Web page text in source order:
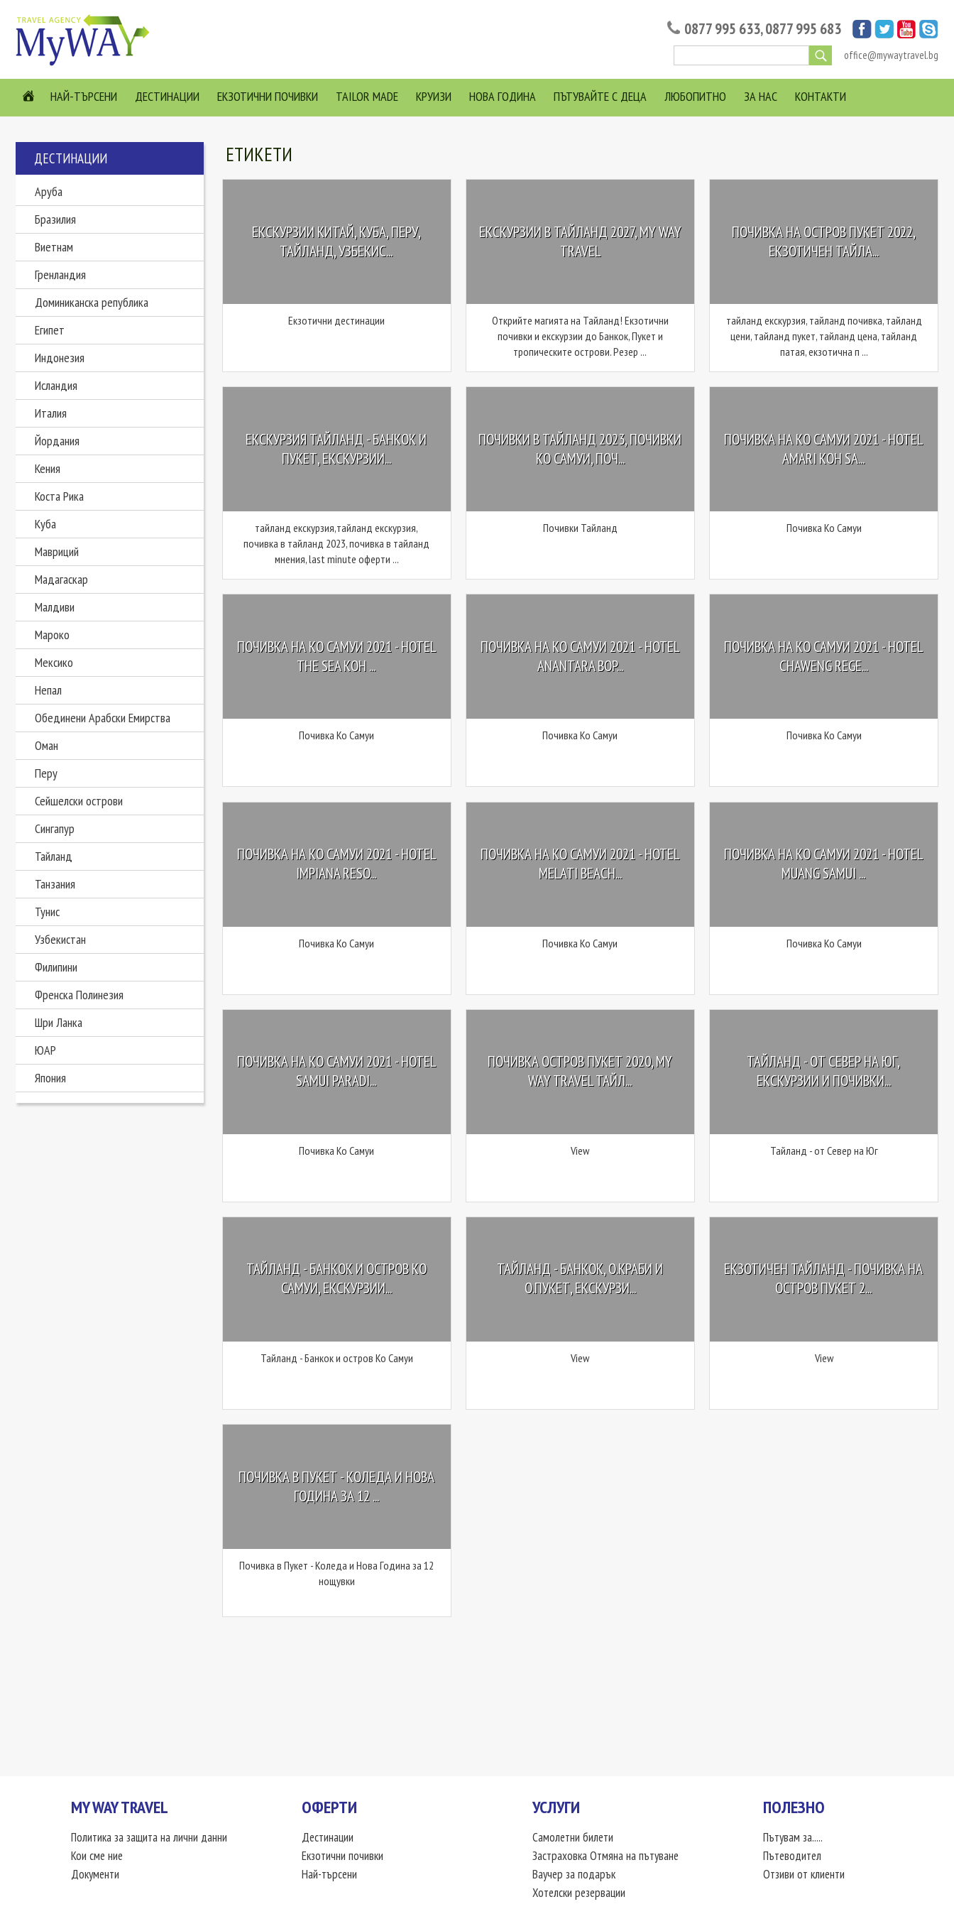
0877 995 633,0877 995 683
office@mywaytravel.bg
НАЙ-ТЪРСЕНИ ДЕСТИНАЦИИ ЕКЗОТИЧНИ ПОЧИВКИ TAILOR MADE КРУИЗИ НОВА ГОДИНА ПЪТУВАЙТЕ С ДЕЦА ЛЮБОПИТНО ЗА НАС КОНТАКТИ
ДЕСТИНАЦИИ
Аруба
Бразилия
Виетнам
Гренландия
Доминиканска република
Египет
Индонезия
Исландия
Италия
Йордания
Кения
Коста Рика
Куба
Мавриций
Мадагаскар
Малдиви
Мароко
Мексико
Непал
Обединени Арабски Емирства
Оман
Перу
Сейшелски острови
Сингапур
Тайланд
Танзания
Тунис
Узбекистан
Филипини
Френска Полинезия
Шри Ланка
ЮАР
Япония
ЕТИКЕТИ
ЕКСКУРЗИИ КИТАЙ, КУБА, ПЕРУ,
ТАЙЛАНД, УЗБЕКИС...
Екзотични дестинации
ЕКСКУРЗИИ В ТАЙЛАНД 2027, MY WAY
TRAVEL
Открийте магията на Тайланд! Екзотични
почивки и екскурзии до Банкок, Пукет и
тропическите острови. Резер ...
ПОЧИВКА НА ОСТРОВ ПУКЕТ 2022,
ЕКЗОТИЧЕН ТАЙЛА...
тайланд екскурзия, тайланд почивка, тайланд
цени, тайланд пукет, тайланд цена, тайланд
патая, екзотична п ...
ЕКСКУРЗИЯ ТАЙЛАНД - БАНКОК И
ПУКЕТ, ЕКСКУРЗИИ...
тайланд екскурзия,тайланд екскурзия,
почивка в тайланд 2023, почивка в тайланд
мнения, last minute оферти ...
ПОЧИВКИ В ТАЙЛАНД 2023, ПОЧИВКИ
КО САМУИ, ПОЧ...
Почивки Тайланд
ПОЧИВКА НА КО САМУИ 2021 - HOTEL
AMARI KOH SA...
Почивка Ко Самуи
ПОЧИВКА НА КО САМУИ 2021 - HOTEL
THE SEA KOH ...
Почивка Ко Самуи
ПОЧИВКА НА КО САМУИ 2021 - HOTEL
ANANTARA BOP...
Почивка Ко Самуи
ПОЧИВКА НА КО САМУИ 2021 - HOTEL
CHAWENG REGE...
Почивка Ко Самуи
ПОЧИВКА НА КО САМУИ 2021 - HOTEL
IMPIANA RESO...
Почивка Ко Самуи
ПОЧИВКА НА КО САМУИ 2021 - HOTEL
MELATI BEACH...
Почивка Ко Самуи
ПОЧИВКА НА КО САМУИ 2021 - HOTEL
MUANG SAMUI ...
Почивка Ко Самуи
ПОЧИВКА НА КО САМУИ 2021 - HOTEL
SAMUI PARADI...
Почивка Ко Самуи
ПОЧИВКА ОСТРОВ ПУКЕТ 2020, MY
WAY TRAVEL ТАЙЛ...
View
ТАЙЛАНД - OТ СЕВЕР НА ЮГ,
ЕКСКУРЗИИ И ПОЧИВКИ...
Тайланд - oт Север на Юг
ТАЙЛАНД - БАНКОК И ОСТРОВ КО
САМУИ, ЕКСКУРЗИИ...
Тайланд - Банкок и остров Ко Самуи
ТАЙЛАНД - БАНКОК, О.КРАБИ И
О.ПУКЕТ, ЕКСКУРЗИ...
View
ЕКЗОТИЧЕН ТАЙЛАНД - ПОЧИВКА НА
ОСТРОВ ПУКЕТ 2...
View
ПОЧИВКА В ПУКЕТ - КОЛЕДА И НОВА
ГОДИНА ЗА 12 ...
Почивка в Пукет - Коледа и Нова Година за 12
нощувки
MY WAY TRAVEL
Политика за защита на лични данни
Кои сме ние
Документи
ОФЕРТИ
Дестинации
Екзотични почивки
Най-търсени
УСЛУГИ
Самолетни билети
Застраховка Отмяна на пътуване
Ваучер за подарък
Хотелски резервации
ПОЛЕЗНО
Пътувам за.....
Пътеводител
Отзиви от клиенти